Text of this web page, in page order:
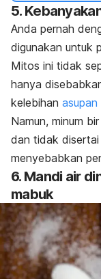
5.
Anda pernah
digunakan untuk
Mitos ini tidak
hanya
kelebihan asupan
Namun, minum
dan tidak
menyebabkan
6. Mandi air
mabuk